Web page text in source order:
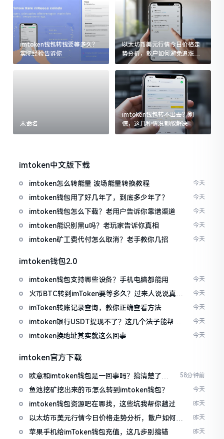
imtoken钱包转钱要等多久？
实际经验告诉你
以太坊币美元行情今日价格走
势分析，散户如何避免追涨杀
跌被套牢
未命名
imtoken钱包转不出去？别
慌，这几种情况都能解决
imtoken中文版下载
imtoken怎么转能量 波场能量转换教程 今天
imtoken钱包用了好几年了，到底多少年了？ 今天
imtoken钱包怎么下载？老用户告诉你靠谱渠道 今天
imtoken能识别黑u吗？老玩家告诉你真相 今天
imtoken矿工费代付怎么取消？老手教你几招 今天
imtoken钱包2.0
imtoken钱包支持哪些设备？手机电脑都能用 今天
火币BTC转到imToken要等多久？过来人说说真实
情况
今天
imToken转账记录查询，教你正确查看方法 今天
imtoken银行USDT提现不了？这几个法子能帮你
搞定
今天
imtoken换地址其实就这么回事 今天
imtoken官方下载
欧意和imtoken钱包是一回事吗？搞清楚了再
装钱包
58分钟前
鱼池挖矿挖出来的币怎么转到imtoken钱包？ 今天
imtoken钱包资源吧在哪找，这些坑我帮你趟过 昨天
以太坊币美元行情今日价格走势分析，散户如何避
免追涨杀跌被套牢
昨天
苹果手机给imToken钱包充值，这几步别搞错 昨天